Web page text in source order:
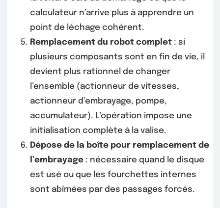
calculateur n’arrive plus à apprendre un
point de léchage cohérent.
Remplacement du robot complet : si
plusieurs composants sont en fin de vie, il
devient plus rationnel de changer
l’ensemble (actionneur de vitesses,
actionneur d’embrayage, pompe,
accumulateur). L’opération impose une
initialisation complète à la valise.
Dépose de la boîte pour remplacement de
l’embrayage : nécessaire quand le disque
est usé ou que les fourchettes internes
sont abîmées par des passages forcés.